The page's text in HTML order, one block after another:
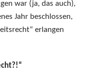
war (ja, das auch),
Jahr beschlossen,
erlangen